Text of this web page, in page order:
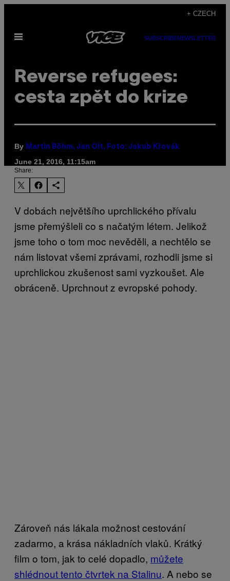
content
+ CZECH
Open
SUBSCRIBENEWSLETTER
Reverse refugees:
cesta zpět do krize
By Martin Böhm, Jan Olt, Foto: Jakub Křovák
June 21, 2016, 11:15am
Share:
V dobách největšího uprchlického přívalu
jsme přemýšleli co s načatým létem. Jelikož
jsme toho o tom moc nevěděli, a nechtělo se
nám listovat všemi zprávami, rozhodli jsme si
uprchlickou zkušenost sami vyzkoušet. Ale
obráceně. Uprchnout z evropské pohody.
Zároveň nás lákala možnost cestování
zadarmo, a krása nákladních vlaků. Krátký
film o tom, jak to celé dopadlo, můžete
shlédnout tento čtvrtek na Stalinu. A nebo se